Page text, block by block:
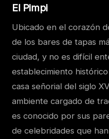
El Pimpi
Ubicado en el corazón
de los bares de tapas
ciudad, y no es difícil
establecimiento
casa señorial del siglo
ambiente cargado de
es conocido por sus
de celebridades que